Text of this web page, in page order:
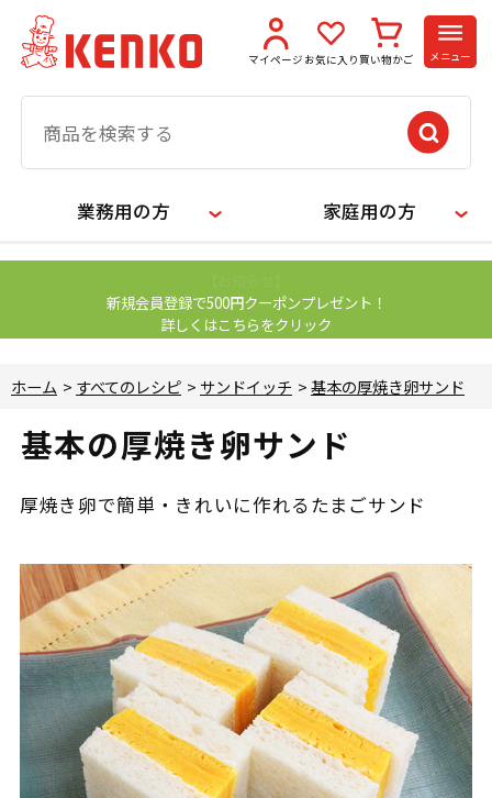
マイページ お気に入り 買い物かご メニュー
業務用の方 家庭用の方
新規会員登録で500円クーポンプレゼント！
詳しくはこちらをクリック
ホーム > すべてのレシピ > サンドイッチ >基本の厚焼き卵サンド
基本の厚焼き卵サンド
厚焼き卵で簡単・きれいに作れるたまごサンド